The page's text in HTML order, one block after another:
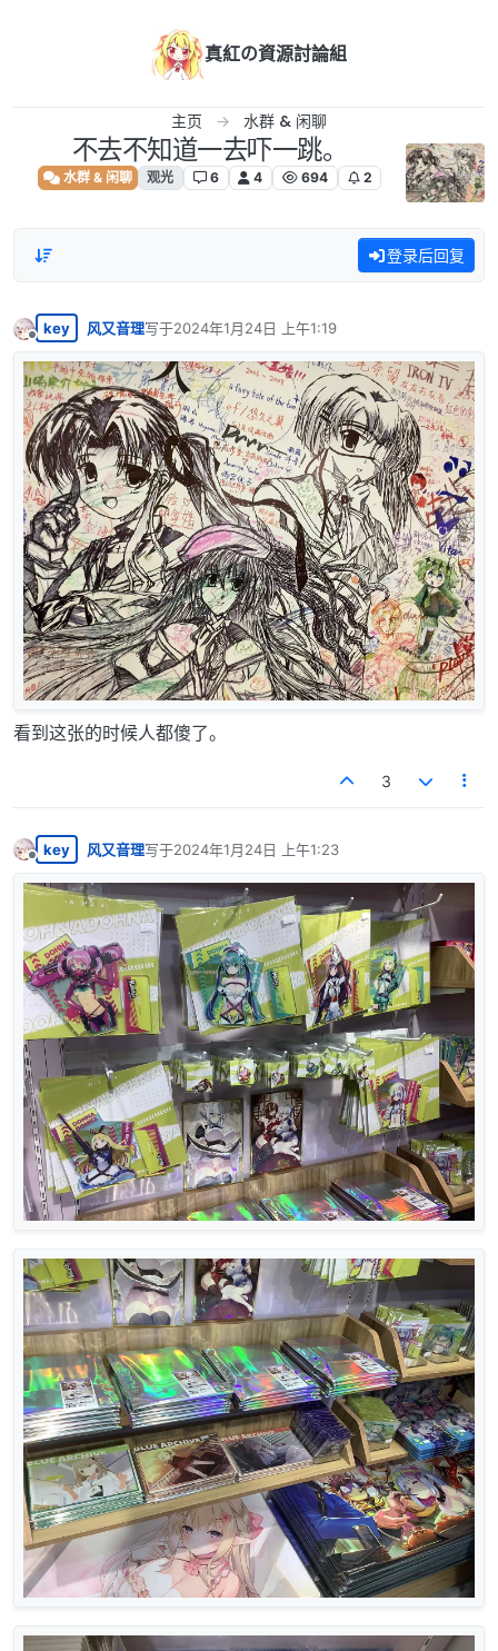
真紅の資源討論組
主页 水群 & 闲聊
不去不知道一去吓一跳。
水群 & 闲聊 观光 6 4 694 2
登录后回复
离线
key 风又音理写于2024年1月24日 上午1:19
最后由 编辑
看到这张的时候人都傻了。
3
离线
key 风又音理写于2024年1月24日 上午1:23
最后由 编辑